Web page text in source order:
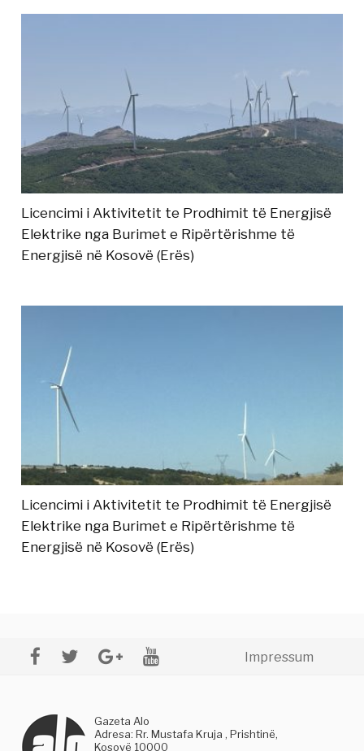
Licencimi i Aktivitetit te Prodhimit të Energjisë
Elektrike nga Burimet e Ripërtërishme të
Energjisë në Kosovë (Erës)
Licencimi i Aktivitetit te Prodhimit të Energjisë
Elektrike nga Burimet e Ripërtërishme të
Energjisë në Kosovë (Erës)
Impressum
Gazeta Alo
Adresa: Rr. Mustafa Kruja , Prishtinë,
Kosovë 10000